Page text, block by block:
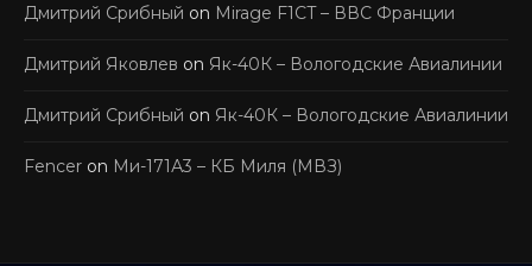
Дмитрий Срибный on Mirage F1CT – ВВС Франции
Дмитрий Яковлев on Як-40К – Вологодские Авиалинии
Дмитрий Срибный on Як-40К – Вологодские Авиалинии
Fencer on Ми-171А3 – КБ Миля (МВЗ)